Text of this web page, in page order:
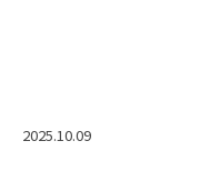
2025.10.09